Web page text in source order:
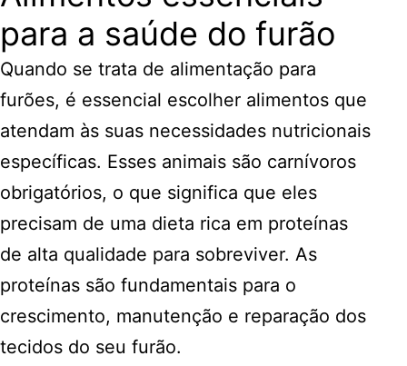
para a saúde do furão
Quando se trata de alimentação para
furões, é essencial escolher alimentos que
atendam às suas necessidades nutricionais
específicas. Esses animais são carnívoros
obrigatórios, o que significa que eles
precisam de uma dieta rica em proteínas
de alta qualidade para sobreviver. As
proteínas são fundamentais para o
crescimento, manutenção e reparação dos
tecidos do seu furão.